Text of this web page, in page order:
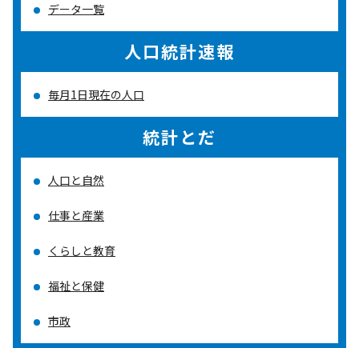
データ一覧
人口統計速報
毎月1日現在の人口
統計とだ
人口と自然
仕事と産業
くらしと教育
福祉と保健
市政